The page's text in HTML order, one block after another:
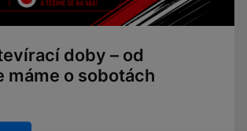
doby – od
máme o sobotách